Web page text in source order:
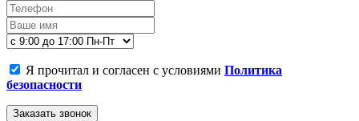
Я прочитал и согласен с условиями Политика
безопасности
Заказать звонок